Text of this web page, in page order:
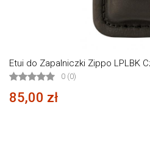
Etui do Zapalniczki Zippo LPLBK
0 (0)
85,00 zł